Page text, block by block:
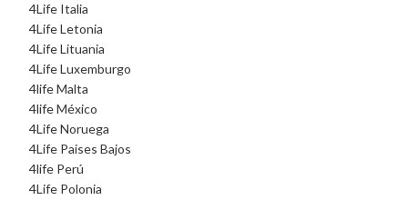
4Life Italia
4Life Letonia
4Life Lituania
4Life Luxemburgo
4life Malta
4life México
4Life Noruega
4Life Paises Bajos
4life Perú
4Life Polonia